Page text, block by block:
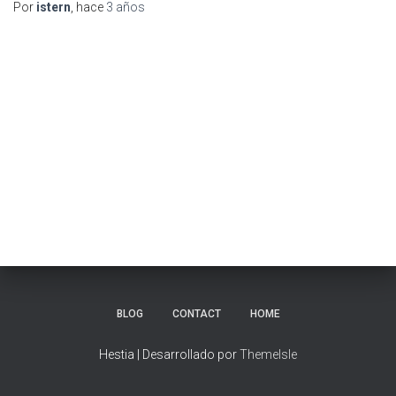
Por istern , hace 3 años
BLOG CONTACT HOME
Hestia | Desarrollado porThemeIsle